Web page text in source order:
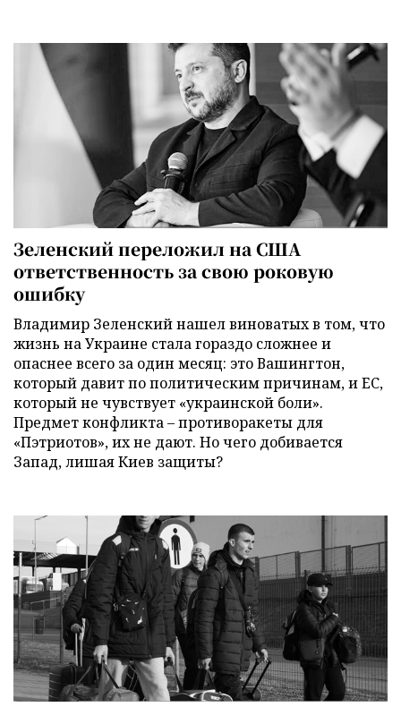
Зеленский переложил на США
ответственность за свою роковую
ошибку
Владимир Зеленский нашел виноватых в том, что
жизнь на Украине стала гораздо сложнее и
опаснее всего за один месяц: это Вашингтон,
который давит по политическим причинам, и ЕС,
который не чувствует «украинской боли».
Предмет конфликта – противоракеты для
«Пэтриотов», их не дают. Но чего добивается
Запад, лишая Киев защиты?